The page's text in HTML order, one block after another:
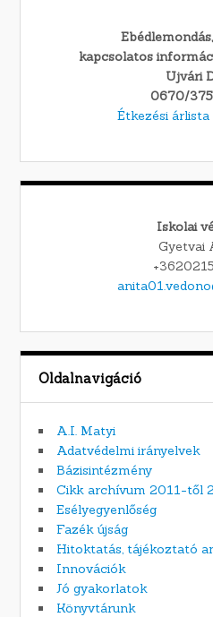
kapcsolatos
Ujvári
0670/
Étkezési
Iskolai
Gyetvai
Oldalnavigáció
A.I. Matyi
Adatvédelmi irányelvek
Bázisintézmény
Cikk archívum 2011-től
Esélyegyenlőség
Fazék újság
Hitoktatás, tájékoztató
Innovációk
Jó gyakorlatok
Könyvtárunk